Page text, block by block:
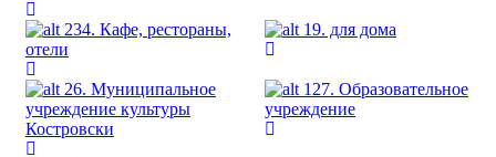
234. Кафе, рестораны,
отели
19. для дома
26. Муниципальное
учреждение культуры
Костровски
127. Образовательное
учреждение